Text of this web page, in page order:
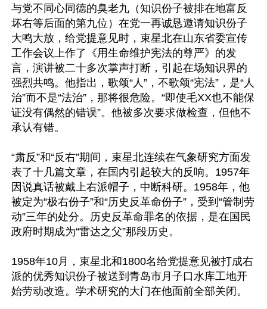
与党不同心同德的臭老九（知识份子被排在地富反
坏右等后面的第九位）在党一再诚恳邀请知识份子
大鸣大放，给党提意见时，束星北在山东省委宣传
工作会议上作了《用生命维护宪法的尊严》的发
言，演讲被二十多次掌声打断，引起在场知识界的
强烈共鸣。他指出，歌颂“人”，不歌颂“宪法”，是“人
治”而不是“法治”，那将很危险。“即使毛XX也不能保
证没有偶然的错误”。他被多次要求做检查，但他不
承认有错。
“肃反”和“反右”期间，束星北连续在气象研究方面发
表了十几篇文章，在国内引起较大的反响。1957年
因说真话被戴上右派帽子，中断科研。1958年，他
被定为“极右份子”和“历史反革命份子”，受到“管制劳
动”三年的处分。历史反革命罪名的依据，是在国民
政府时期成为“雷达之父”那段历史。
1958年10月，束星北和1800名给党提意见被打成右
派的优秀知识份子被送到青岛市月子口水库工地开
始劳动改造。学术研究的大门在他面前全部关闭。